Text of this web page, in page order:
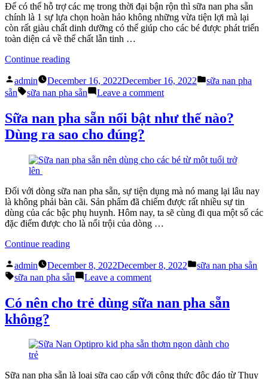
Để có thể hỗ trợ các mẹ trong thời đại bận rộn thì sữa nan pha sẵn
chính là 1 sự lựa chọn hoàn hảo không những vừa tiện lợi mà lại
còn rất giàu chất dinh dưỡng có thể giúp cho các bé được phát triển
toàn diện cả về thể chất lẫn tinh …
Continue reading“Tổng
về
dòng
pha
sẵn
cho
trẻ”
Posted
by
admin December 16, 2022December 16, 2022
Posted
sữa nan pha
sẵn
Tags:
sữa nan pha sẵn Leave a commenton
quan
về
nan
pha
cho
trẻ
Sữa nan pha sẵn nổi bật như thế nào?
Dùng ra sao cho đúng?
Đối với dòng sữa nan pha sẵn, sự tiện dụng mà nó mang lại lâu nay
là không phải bàn cãi. Sản phẩm đã chiếm được rất nhiều sự tin
dùng của các bậc phụ huynh. Hôm nay, ta sẽ cùng đi qua một số các
đặc điểm được cho là nổi trội của dòng …
Continue reading“Sữa
pha
sẵn
bật
như
Dùng
ra
cho
Posted
by
admin December 8, 2022December 8, 2022
Posted
sữa nan pha sẵn
Tags:
sữa nan pha sẵn Leave a commenton
pha
bật
như
nào?
Có nên cho trẻ dùng sữa nan pha sẵn
không?
Sữa nan pha sẵn là loại sữa cao cấp với công thức độc đáo từ Thuỵ